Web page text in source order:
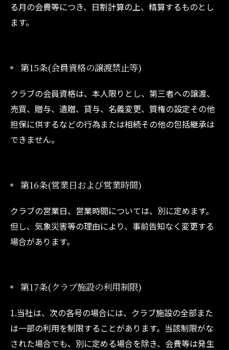
る月の会費等につき、日割計算の上、精算するものとし
ます。
第15条(会員資格の譲渡禁止等)
クラブの会員資格は、本人限りとし、第三者への譲渡、
売買、贈与、遺贈、貸与、名義変更、質権の設定その他
担保に供するなどの行為または相続その他の包括継承は
できません。
第16条(営業日および営業時間)
クラブの営業日、営業時間については、別に定めます。
但し、気象災害等の理由により、事前告知なく変更する
場合があります。
第17条(クラブ施設の利用制限)
1.当社は、次の各号の場合には、クラブ施設の全部また
は一部の利用を制限することがあります。当該制限がな
された場合でも、別に定める場合を除き、会費等は発生